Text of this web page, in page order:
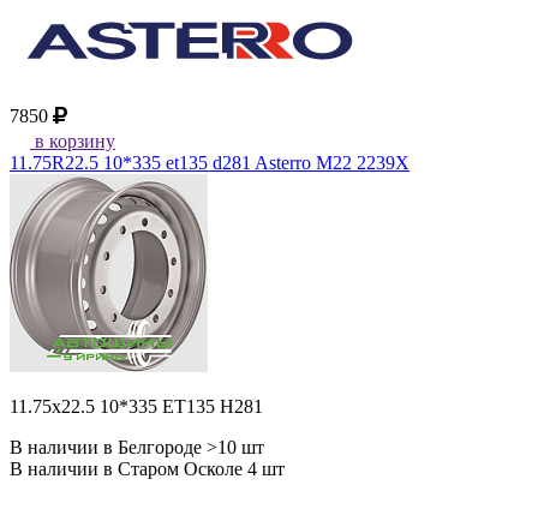
7850
в корзину
11.75R22.5 10*335 et135 d281 Asterro M22 2239X
11.75x22.5 10*335 ET135 H281
В наличии в Белгороде >10 шт
В наличии в Старом Осколе 4 шт